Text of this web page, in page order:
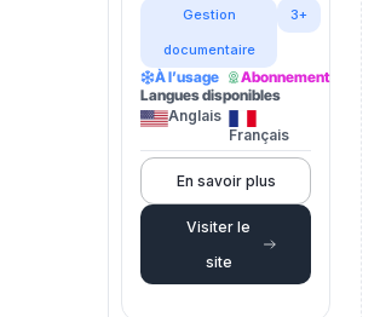
Gestion
documentaire
3+
À l’usage
Abonnement
Langues disponibles
Anglais
Français
En savoir plus
Visiter le
site